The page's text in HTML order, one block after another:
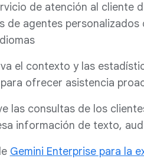
de atención al cliente
de agentes personalizados
el contexto y las
ofrecer asistencia
las consultas de los
información de texto,
Gemini Enterprise para la